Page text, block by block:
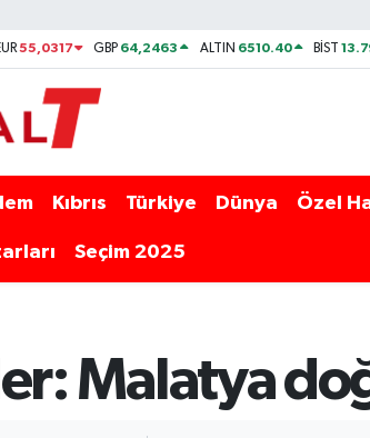
55,0317 GBP 64,2463 ALTIN 6510.40 BİST
Kıbrıs Türkiye Dünya Özel
Seçim 2025
Malatya